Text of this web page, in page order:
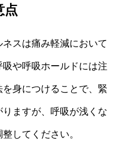
点
スは痛み軽減において
や呼吸ホールドには注
身につけることで、緊
ますが、呼吸が浅くな
してください。